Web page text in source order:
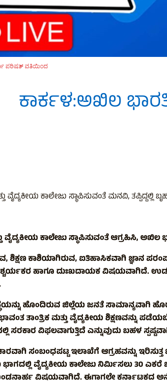
ಪರಿಷತ್ ವತಿಯಿಂದ
ಕಾರ್ಕಳ:ಅಖಿಲ
ವೈದ್ಯಕೀಯ ಕಾಲೇಜು ಸ್ಥಾಪಿಸುವಂತೆ ಮನವಿ, ತಪ್ಪಿದ್ದಲ್ಲಿ
ವೈದ್ಯಕೀಯ ಕಾಲೇಜು ಸ್ಥಾಪಿಸುವಂತೆ ಆಗ್ರಹಿಸಿ,
ಶಿಕ್ಷಣ ಕಾಶಿಯಾಗಿರುವ, ಐತಿಹಾಸಿಕವಾಗಿ ಜ್ಞಾನ
ಹಾಗೂ ದುಃಖದಾಯಕ ವಿಷಯವಾಗಿದೆ. ಉಡುಪಿ
ಹೊಂದಿರುವ ಜಿಲ್ಲೆಯ ಜನತೆ ಸಾಮಾನ್ಯವಾಗಿ ಹೊರ
ತಾಂತ್ರಿಕ ಮತ್ತು ವೈದ್ಯಕೀಯ ಶಿಕ್ಷಣವನ್ನು
ವಿಫಲವಾಗುತ್ತಿದೆ ಎನ್ನುವುದು ಬಹಳ
ಸಂಬಂಧಪಟ್ಟ ಇಲಾಖೆಗೆ ಆಗ್ರಹವನ್ನು
ವೈದ್ಯಕೀಯ ಕಾಲೇಜು ನಿರ್ಮಿಸಲು 30
ವಿಷಯವಾಗಿದೆ. ಈಗಾಗಲೇ ಕರ್ನಾಟಕದ